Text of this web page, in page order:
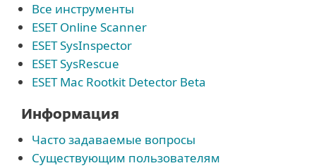
Все инструменты
ESET Online Scanner
ESET SysInspector
ESET SysRescue
ESET Mac Rootkit Detector Beta
Информация
Часто задаваемые вопросы
Существующим пользователям